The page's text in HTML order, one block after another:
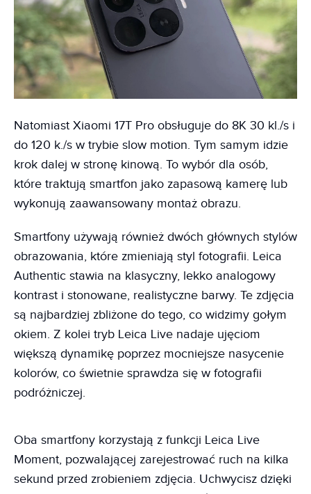
Natomiast Xiaomi 17T Pro obsługuje do 8K 30 kl./s i
do 120 k./s w trybie slow motion. Tym samym idzie
krok dalej w stronę kinową. To wybór dla osób,
które traktują smartfon jako zapasową kamerę lub
wykonują zaawansowany montaż obrazu.
Smartfony używają również dwóch głównych stylów
obrazowania, które zmieniają styl fotografii. Leica
Authentic stawia na klasyczny, lekko analogowy
kontrast i stonowane, realistyczne barwy. Te zdjęcia
są najbardziej zbliżone do tego, co widzimy gołym
okiem. Z kolei tryb Leica Live nadaje ujęciom
większą dynamikę poprzez mocniejsze nasycenie
kolorów, co świetnie sprawdza się w fotografii
podróżniczej.
Oba smartfony korzystają z funkcji Leica Live
Moment, pozwalającej zarejestrować ruch na kilka
sekund przed zrobieniem zdjęcia. Uchwycisz dzięki